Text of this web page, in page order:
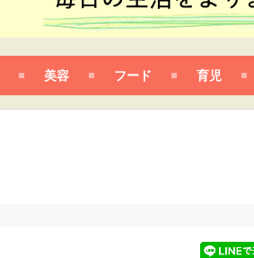
美容 フード 育児